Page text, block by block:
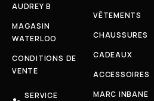
AUDREY B
MAGASIN
WATERLOO
CONDITIONS DE
VENTE
SERVICE
VÊTEMENTS
CHAUSSURES
CADEAUX
ACCESSOIRES
MARC INBANE